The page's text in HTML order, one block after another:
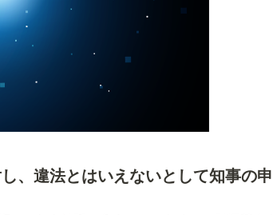
、違法とはいえないとして知事の